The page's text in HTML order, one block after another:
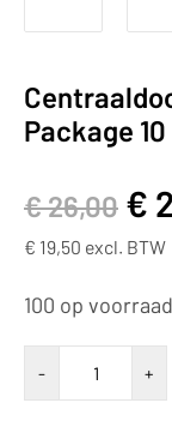
Package
€26,00 €
€ 19,50 excl. BTW
100 op voorraad
- +
3-